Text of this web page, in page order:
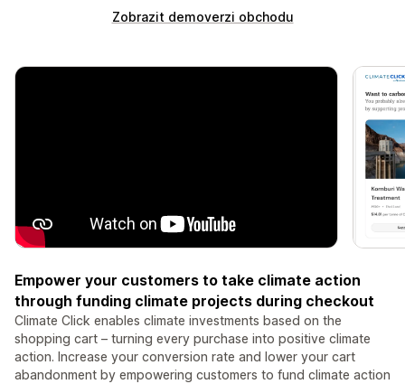
Zobrazit demoverzi obchodu
Empower your customers to take climate action
through funding climate projects during checkout
Climate Click enables climate investments based on the
shopping cart – turning every purchase into positive climate
action. Increase your conversion rate and lower your cart
abandonment by empowering customers to fund climate action